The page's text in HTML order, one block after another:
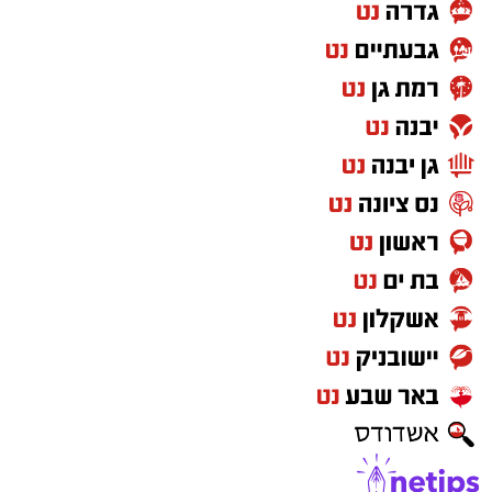
עם פתיחת מבצע "עם כלביא" בשנה שעברה,
כחלק מהיערכות מוקדמת של סורוקה להבטחת
רצף טיפולי גם בתנאי חירום, הועברו כלל
המחלקות הפנימיות למתחם התת קרקעי. ימים
ספורים לאחר מכן פגע טיל איראני בבניין הכירורגי
הצפוני, וגרם לנזקים משמעותיים גם לבניין
המחלקות הפנימיות. בין היתר נפגעו מערכות
חיוניות ובהן תשתיות הגזים הרפואיים, אספקת
המים, מערכות המיזוג והמעליות - כולן חיוניות
לתפקודו השוטף של מערך האשפוז.
בחודשים האחרונים הושלמו עבודות שיקום ושיפוץ
מקיפות בקומת המחלקות פנימית ב' ופנימית ה'.
במסגרתן חודשו התשתיות, שודרגו תנאי האשפוז
ונבנתה סביבת טיפול מתקדמת יותר. המחלקה